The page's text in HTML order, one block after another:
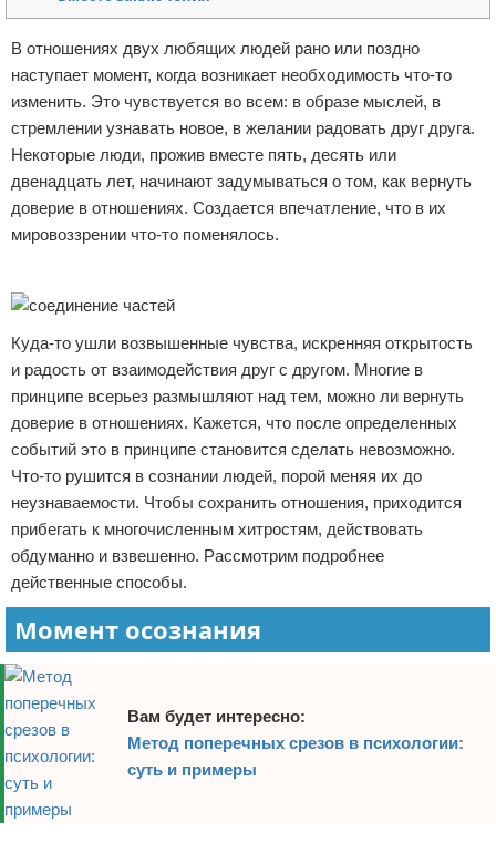
В отношениях двух любящих людей рано или поздно
наступает момент, когда возникает необходимость что-то
изменить. Это чувствуется во всем: в образе мыслей, в
стремлении узнавать новое, в желании радовать друг друга.
Некоторые люди, прожив вместе пять, десять или
двенадцать лет, начинают задумываться о том, как вернуть
доверие в отношениях. Создается впечатление, что в их
мировоззрении что-то поменялось.
Куда-то ушли возвышенные чувства, искренняя открытость
и радость от взаимодействия друг с другом. Многие в
принципе всерьез размышляют над тем, можно ли вернуть
доверие в отношениях. Кажется, что после определенных
событий это в принципе становится сделать невозможно.
Что-то рушится в сознании людей, порой меняя их до
неузнаваемости. Чтобы сохранить отношения, приходится
прибегать к многочисленным хитростям, действовать
обдуманно и взвешенно. Рассмотрим подробнее
действенные способы.
Момент осознания
Вам будет интересно:
Метод поперечных срезов в психологии:
суть и примеры